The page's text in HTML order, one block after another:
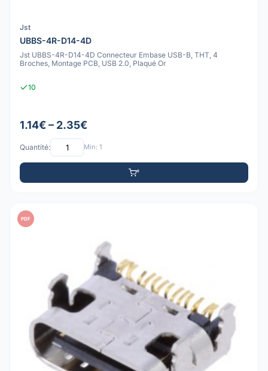
Jst
UBBS-4R-D14-4D
Jst UBBS-4R-D14-4D Connecteur Embase USB-B, THT, 4
Broches, Montage PCB, USB 2.0, Plaqué Or
10
1.14€ – 2.35€
Quantité: Min: 1
PDF